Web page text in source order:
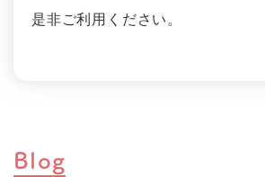
是非ご利用ください。
Blog